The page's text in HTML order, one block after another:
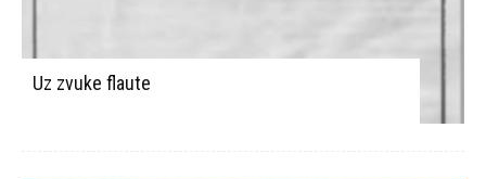
Uz zvuke flaute